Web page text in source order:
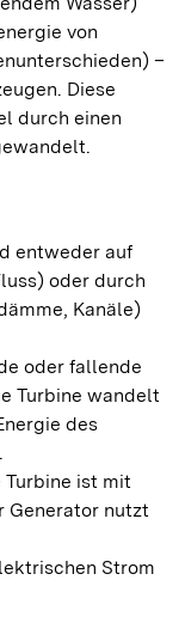
Wärme
Dachflächen-PV
Wasser
und Potenziale
von
–
Diese
durch einen
entweder auf
oder durch
Kanäle)
oder fallende
Turbine wandelt
des
ist mit
Generator nutzt
Strom